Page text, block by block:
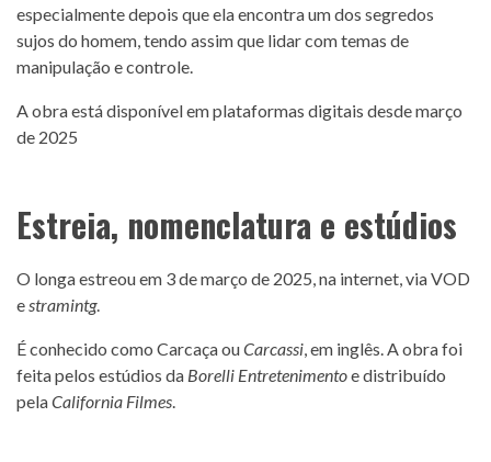
especialmente depois que ela encontra um dos segredos
sujos do homem, tendo assim que lidar com temas de
manipulação e controle.
A obra está disponível em plataformas digitais desde março
de 2025
Estreia, nomenclatura e estúdios
O longa estreou em 3 de março de 2025, na internet, via VOD
estramintg.
É conhecido como Carcaça ouCarcassi, em inglês. A obra foi
feita pelos estúdios da Borelli Entretenimentoe distribuído
pelaCalifornia Filmes.